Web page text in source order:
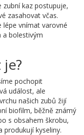
kaz postupuje,
zasahovat včas.
vnímat varovné
a bolestivým
pochopit
událost, ale
našich zubů žijí
biofilm, běžně známý
s obsahem škrobu,
produkují kyseliny.